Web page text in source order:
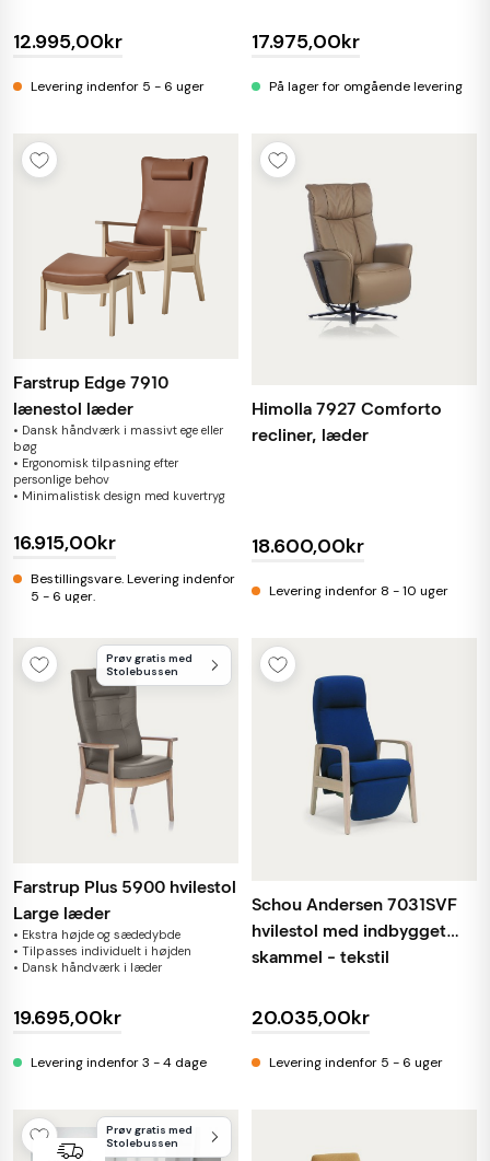
12.995,00kr
Levering indenfor 5 - 6 uger
17.975,00kr
På lager for omgående levering
Farstrup Edge 7910
lænestol læder
• Dansk håndværk i massivt ege eller
bøg
• Ergonomisk tilpasning efter
personlige behov
• Minimalistisk design med kuvertryg
16.915,00kr
Bestillingsvare. Levering indenfor
5 - 6 uger.
Himolla 7927 Comforto
recliner, læder
18.600,00kr
Levering indenfor 8 - 10 uger
Prøv gratis med
Stolebussen
Farstrup Plus 5900 hvilestol
Large læder
• Ekstra højde og sædedybde
• Tilpasses individuelt i højden
• Dansk håndværk i læder
19.695,00kr
Levering indenfor 3 - 4 dage
Schou Andersen 7031SVF
hvilestol med indbygget
skammel - tekstil
20.035,00kr
Levering indenfor 5 - 6 uger
Prøv gratis med
Stolebussen